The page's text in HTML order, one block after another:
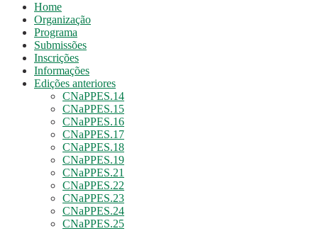
Home
Organização
Programa
Submissões
Inscrições
Informações
Edições anteriores
CNaPPES.14
CNaPPES.15
CNaPPES.16
CNaPPES.17
CNaPPES.18
CNaPPES.19
CNaPPES.21
CNaPPES.22
CNaPPES.23
CNaPPES.24
CNaPPES.25